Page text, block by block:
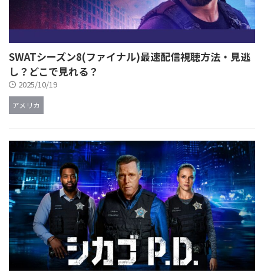
SWATシーズン8(ファイナル)最速配信視聴方法・見逃
し？どこで見れる？
2025/10/19
アメリカ